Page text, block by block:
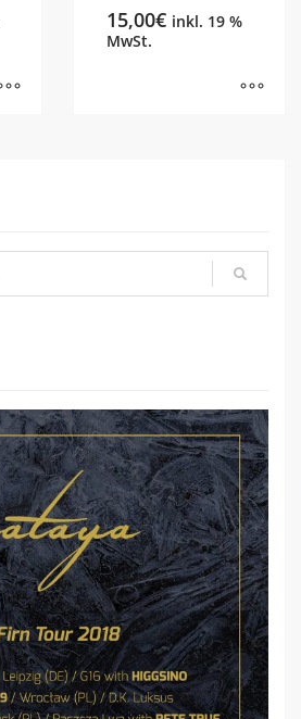
15,00€ inkl. 19 %
MwSt.